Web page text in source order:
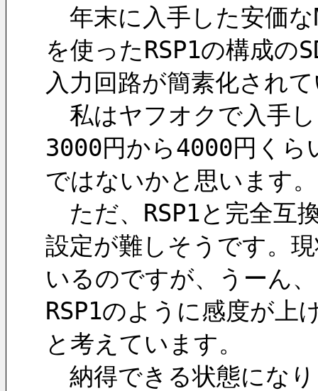
年末に入手した安価
を使ったRSP1の構成の
入力回路が簡素化され
私はヤフオクで入手
3000円から4000円くら
ではないかと思います。
ただ、RSP1と完全互
設定が難しそうです。
いるのですが、うーん
RSP1のように感度が上
と考えています。
納得できる状態にな